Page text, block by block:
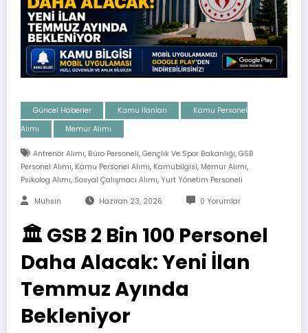
Güncel Haberler Kamu İlanları
Kamu Personel
Alımı
Memur Alımı
Antrenör Alımı, Büro Personeli, Gençlik Ve Spor Bakanlığı, GSB
Personel Alımı, Kamu Personel Alımı, Kamubilgisi, Memur Alımı,
Psikolog Alımı, Sosyal Çalışmacı Alımı, Yurt Yönetim Personeli
Muhsin Haziran 23, 2026 0 Yorumlar
🏛️ GSB 2 Bin 100 Personel
Daha Alacak: Yeni İlan
Temmuz Ayında
Bekleniyor